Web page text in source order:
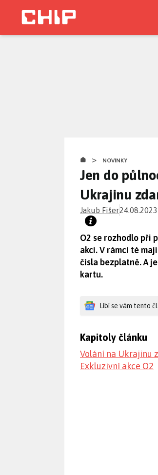
> NOVINKY
Jen do
Ukrajinu
Jakub Fišer24.08.2023
O2 se rozhodlo při
akci. V rámci té
čísla bezplatně. A
kartu.
Líbí se vám tento
Kapitoly článku
Volání na Ukrajinu
Exkluzivní akce O2